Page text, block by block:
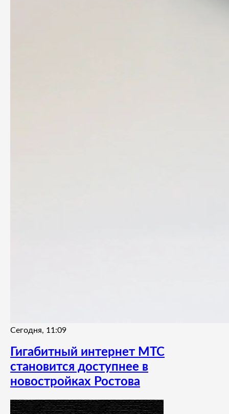
Сегодня, 11:09
Гигабитный интернет МТС
становится доступнее в
новостройках Ростова